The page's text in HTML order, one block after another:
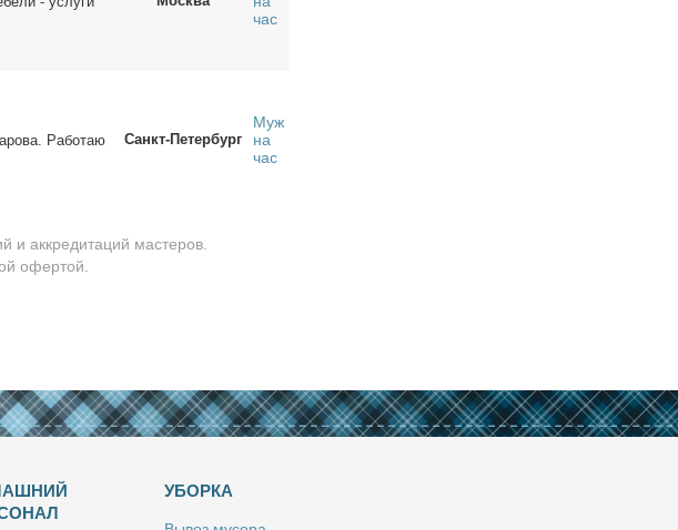
час
Ра­бо­таю
Санкт-Петербург
Муж
на
час
и аккредитаций мастеров.
офертой.
УБОРКА